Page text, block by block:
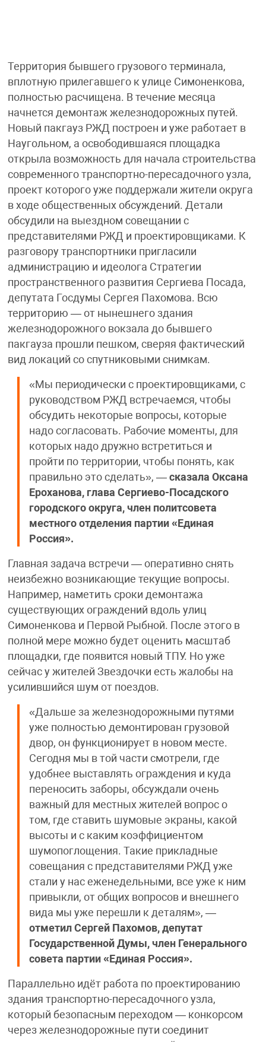
Территория бывшего грузового терминала,
вплотную прилегавшего к улице Симоненкова,
полностью расчищена. В течение месяца
начнется демонтаж железнодорожных путей.
Новый пакгауз РЖД построен и уже работает в
Наугольном, а освободившаяся площадка
открыла возможность для начала строительства
современного транспортно-пересадочного узла,
проект которого уже поддержали жители округа
в ходе общественных обсуждений. Детали
обсудили на выездном совещании с
представителями РЖД и проектировщиками. К
разговору транспортники пригласили
администрацию и идеолога Стратегии
пространственного развития Сергиева Посада,
депутата Госдумы Сергея Пахомова. Всю
территорию — от нынешнего здания
железнодорожного вокзала до бывшего
пакгауза прошли пешком, сверяя фактический
вид локаций со спутниковыми снимкам.
«Мы периодически с проектировщиками, с
руководством РЖД встречаемся, чтобы
обсудить некоторые вопросы, которые
надо согласовать. Рабочие моменты, для
которых надо дружно встретиться и
пройти по территории, чтобы понять, как
правильно это сделать», — сказала Оксана
Ероханова, глава Сергиево-Посадского
городского округа, член политсовета
местного отделения партии «Единая
Россия».
Главная задача встречи — оперативно снять
неизбежно возникающие текущие вопросы.
Например, наметить сроки демонтажа
существующих ограждений вдоль улиц
Симоненкова и Первой Рыбной. После этого в
полной мере можно будет оценить масштаб
площадки, где появится новый ТПУ. Но уже
сейчас у жителей Звездочки есть жалобы на
усилившийся шум от поездов.
«Дальше за железнодорожными путями
уже полностью демонтирован грузовой
двор, он функционирует в новом месте.
Сегодня мы в той части смотрели, где
удобнее выставлять ограждения и куда
переносить заборы, обсуждали очень
важный для местных жителей вопрос о
том, где ставить шумовые экраны, какой
высоты и с каким коэффициентом
шумопоглощения. Такие прикладные
совещания с представителями РЖД уже
стали у нас еженедельными, все уже к ним
привыкли, от общих вопросов и внешнего
вида мы уже перешли к деталям», —
отметил Сергей Пахомов, депутат
Государственной Думы, член Генерального
совета партии «Единая Россия».
Параллельно идёт работа по проектированию
здания транспортно-пересадочного узла,
который безопасным переходом — конкорсом
через железнодорожные пути соединит